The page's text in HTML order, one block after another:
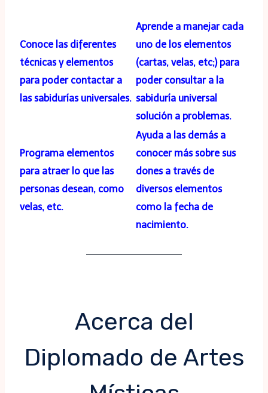
Conoce las diferentes
técnicas y elementos
para poder contactar a
las sabidurías universales.
Aprende a manejar cada
uno de los elementos
(cartas, velas, etc;) para
poder consultar a la
sabiduría universal
solución a problemas.
Programa elementos
para atraer lo que las
personas desean, como
velas, etc.
Ayuda a las demás a
conocer más sobre sus
dones a través de
diversos elementos
como la fecha de
nacimiento.
Acerca del
Diplomado de Artes